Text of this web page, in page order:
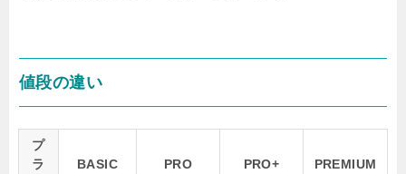
ます。trading view（トレーディングビュー）は仮想通貨
以外の投資家にもおすすめ！trading view（トレーディン
グビュー）は本当に機能が充...
値段の違い
プ
ラ
BASIC PRO PRO+ PREMIUM